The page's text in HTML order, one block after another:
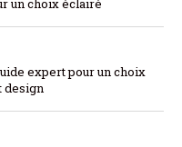
un choix éclairé
expert pour un choix
design